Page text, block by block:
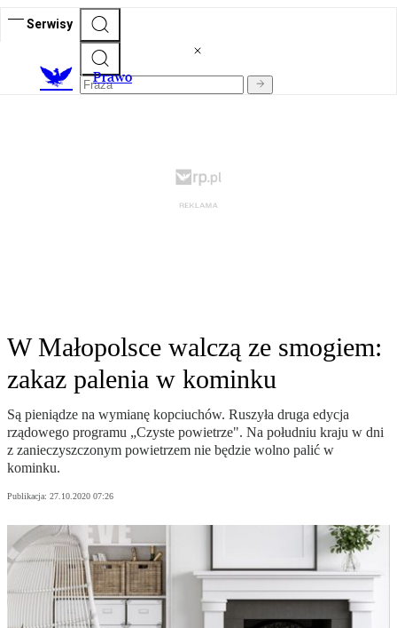
Serwisy
Prawo
W Małopolsce walczą ze smogiem:
zakaz palenia w kominku
Są pieniądze na wymianę kopciuchów. Ruszyła druga edycja
rządowego programu „Czyste powietrze". Na południu kraju w dni
z zanieczyszczonym powietrzem nie będzie wolno palić w
kominku.
Publikacja: 27.10.2020 07:26